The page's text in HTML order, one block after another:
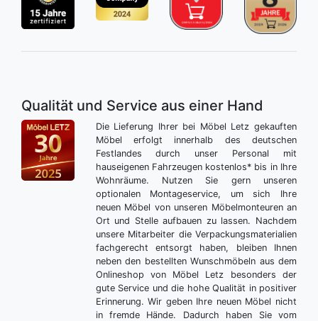
Qualität und Service aus einer Hand
Die Lieferung Ihrer bei Möbel Letz gekauften
Möbel erfolgt innerhalb des deutschen
Festlandes durch unser Personal mit
hauseigenen Fahrzeugen kostenlos* bis in Ihre
Wohnräume. Nutzen Sie gern unseren
optionalen Montageservice, um sich Ihre
neuen Möbel von unseren Möbelmonteuren an
Ort und Stelle aufbauen zu lassen. Nachdem
unsere Mitarbeiter die Verpackungsmaterialien
fachgerecht entsorgt haben, bleiben Ihnen
neben den bestellten Wunschmöbeln aus dem
Onlineshop von Möbel Letz besonders der
gute Service und die hohe Qualität in positiver
Erinnerung. Wir geben Ihre neuen Möbel nicht
in fremde Hände. Dadurch haben Sie vom